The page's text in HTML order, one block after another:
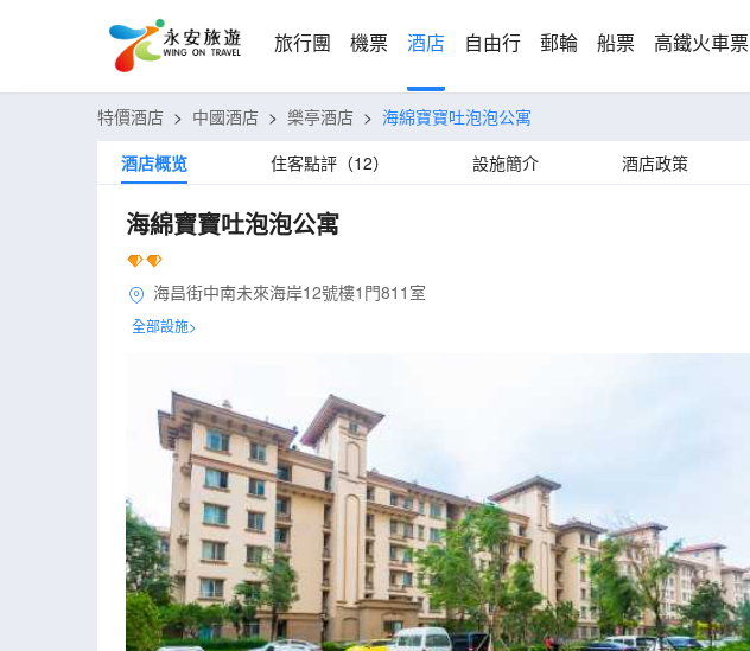
旅行團 機票 酒店 自由行 郵輪 船票 高鐵火車票
特價酒店 > 中國酒店 > 樂亭酒店 > 海綿寶寶吐泡泡公寓
酒店概览
住客點評（12） 設施簡介 酒店政策
海綿寶寶吐泡泡公寓
海昌街中南未來海岸12號樓1門811室
全部設施>